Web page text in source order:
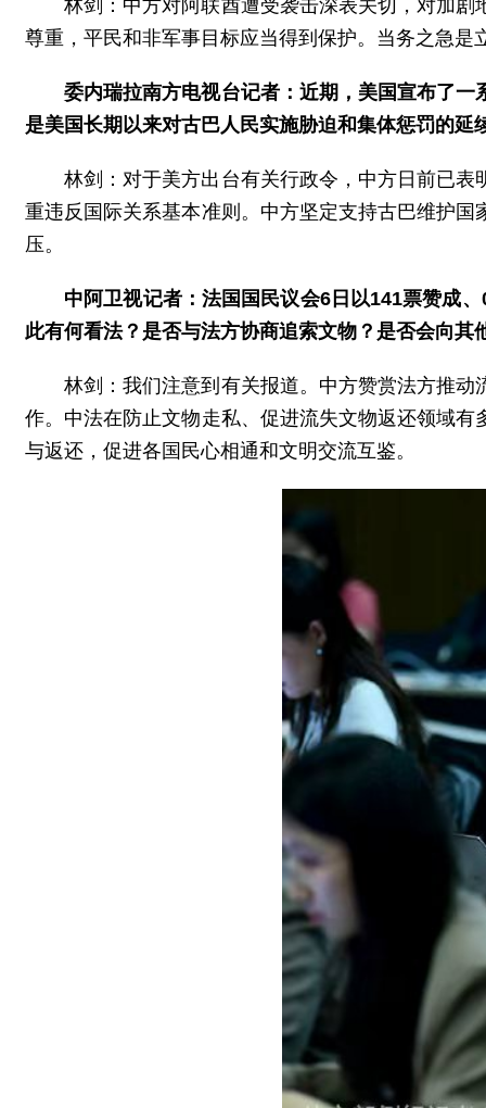
林剑：中方对阿联酋遭受袭击深表关切，对加
尊重，平民和非军事目标应当得到保护。当务之急
委内瑞拉南方电视台记者：近期，美国宣布了
是美国长期以来对古巴人民实施胁迫和集体惩罚的
林剑：对于美方出台有关行政令，中方日前已
重违反国际关系基本准则。中方坚定支持古巴维护
压。
中阿卫视记者：法国国民议会6日以141票赞成
此有何看法？是否与法方协商追索文物？是否会向其
林剑：我们注意到有关报道。中方赞赏法方推
作。中法在防止文物走私、促进流失文物返还领域
与返还，促进各国民心相通和文明交流互鉴。